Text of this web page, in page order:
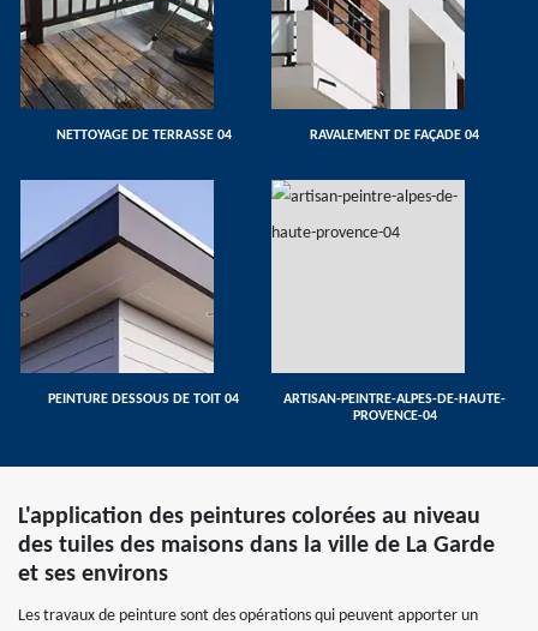
NETTOYAGE DE TERRASSE 04 RAVALEMENT DE FAÇADE 04
PEINTURE DESSOUS DE TOIT 04
ARTISAN-PEINTRE-ALPES-DE-HAUTE-
PROVENCE-04
L'application des peintures colorées au niveau
des tuiles des maisons dans la ville de La Garde
et ses environs
Les travaux de peinture sont des opérations qui peuvent apporter un